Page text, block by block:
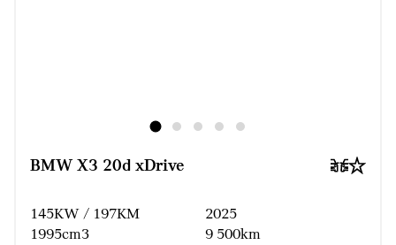
BMW X3 20d xDrive
145KW / 197KM
1995cm3
2025
9 500km